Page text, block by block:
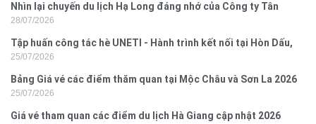
Nhìn lại chuyến du lịch Hạ Long đáng nhớ của Công ty Tân
Hưng 2026
28/07/2026
Tập huấn công tác hè UNETI - Hành trình kết nối tại Hòn Dấu,
Đồ Sơn
25/07/2026
Bảng Giá vé các điểm thăm quan tại Mộc Châu và Sơn La 2026
25/07/2026
Giá vé tham quan các điểm du lịch Hà Giang cập nhật 2026